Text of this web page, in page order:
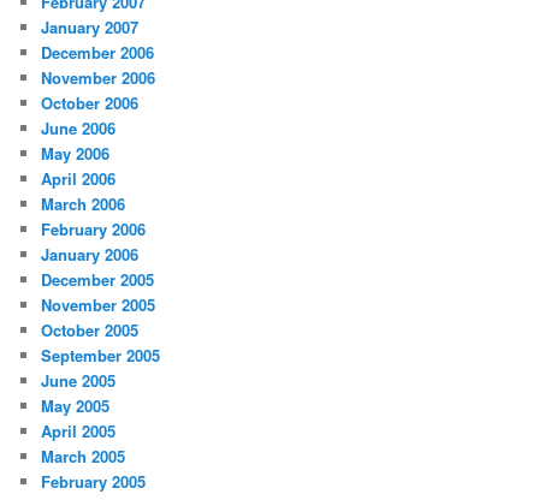
January 2007
December 2006
November 2006
October 2006
June 2006
May 2006
April 2006
March 2006
February 2006
January 2006
December 2005
November 2005
October 2005
September 2005
June 2005
May 2005
April 2005
March 2005
February 2005